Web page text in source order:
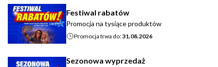
Festiwal rabatów
Promocja na tysiące produktów
Promocja trwa do:31.08.2026
Sezonowa wyprzedaż